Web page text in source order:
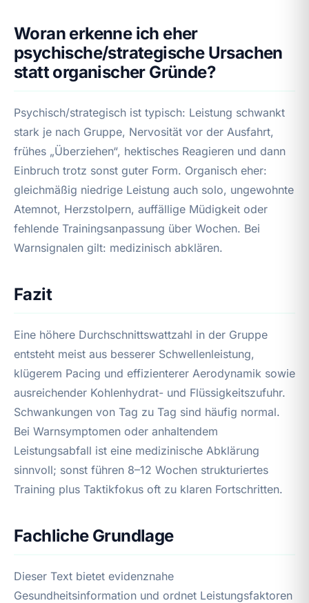
Woran erkenne ich eher
psychische/strategische Ursachen
statt organischer Gründe?
Psychisch/strategisch ist typisch: Leistung schwankt
stark je nach Gruppe, Nervosität vor der Ausfahrt,
frühes „Überziehen“, hektisches Reagieren und dann
Einbruch trotz sonst guter Form. Organisch eher:
gleichmäßig niedrige Leistung auch solo, ungewohnte
Atemnot, Herzstolpern, auffällige Müdigkeit oder
fehlende Trainingsanpassung über Wochen. Bei
Warnsignalen gilt: medizinisch abklären.
Fazit
Eine höhere Durchschnittswattzahl in der Gruppe
entsteht meist aus besserer Schwellenleistung,
klügerem Pacing und effizienterer Aerodynamik sowie
ausreichender Kohlenhydrat- und Flüssigkeitszufuhr.
Schwankungen von Tag zu Tag sind häufig normal.
Bei Warnsymptomen oder anhaltendem
Leistungsabfall ist eine medizinische Abklärung
sinnvoll; sonst führen 8–12 Wochen strukturiertes
Training plus Taktikfokus oft zu klaren Fortschritten.
Fachliche Grundlage
Dieser Text bietet evidenznahe
Gesundheitsinformation und ordnet Leistungsfaktoren